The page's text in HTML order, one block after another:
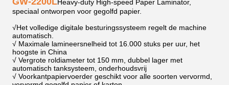
Heavy-duty High-speed Paper Laminator,
speciaal ontworpen voor gegolfd papier.
√Het volledige digitale besturingssysteem regelt de machine
automatisch.
√ Maximale lamineersnelheid tot 16.000 stuks per uur, het
hoogste in China
√ Vergrote roldiameter tot 150 mm, dubbel lager met
automatisch tanksysteem, onderhoudsvrij
√ Voorkantpapiervoerder geschikt voor alle soorten vervormd,